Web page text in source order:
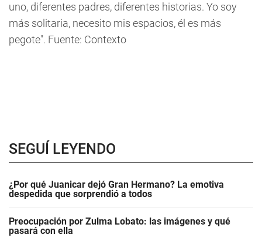
uno, diferentes padres, diferentes historias. Yo soy
más solitaria, necesito mis espacios, él es más
pegote". Fuente: Contexto
SEGUÍ LEYENDO
¿Por qué Juanicar dejó Gran Hermano? La emotiva
despedida que sorprendió a todos
Preocupación por Zulma Lobato: las imágenes y qué
pasará con ella